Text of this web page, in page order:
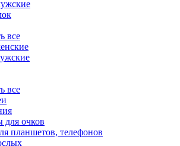
все
все
для очков
планшетов, телефонов